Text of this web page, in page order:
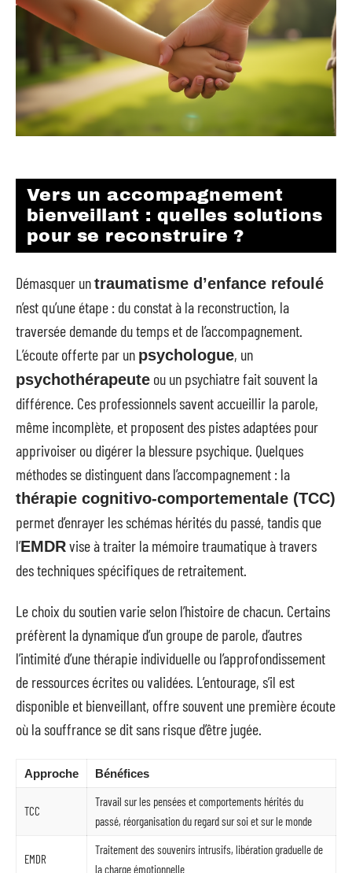
Vers un accompagnement
bienveillant : quelles solutions
pour se reconstruire ?
Démasquer untraumatisme d’enfance refoulé
n’est qu’une étape : du constat à la reconstruction, la
traversée demande du temps et de l’accompagnement.
L’écoute offerte par un psychologue, un
psychothérapeute ou un psychiatre fait souvent la
différence. Ces professionnels savent accueillir la parole,
même incomplète, et proposent des pistes adaptées pour
apprivoiser ou digérer la blessure psychique. Quelques
méthodes se distinguent dans l’accompagnement : la
thérapie cognitivo-comportementale (TCC)
permet d’enrayer les schémas hérités du passé, tandis que
l’EMDRvise à traiter la mémoire traumatique à travers
des techniques spécifiques de retraitement.
Le choix du soutien varie selon l’histoire de chacun. Certains
préfèrent la dynamique d’un groupe de parole, d’autres
l’intimité d’une thérapie individuelle ou l’approfondissement
de ressources écrites ou validées. L’entourage, s’il est
disponible et bienveillant, offre souvent une première écoute
où la souffrance se dit sans risque d’être jugée.
Approche Bénéfices
TCC
Travail sur les pensées et comportements hérités du
passé, réorganisation du regard sur soi et sur le monde
EMDR
Traitement des souvenirs intrusifs, libération graduelle de
la charge émotionnelle